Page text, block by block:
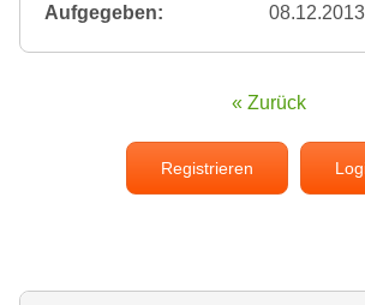
Aufgegeben:
« Zurück
Registrieren